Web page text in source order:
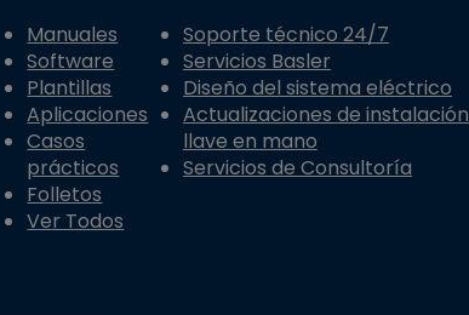
Manuales
Software
Plantillas
Aplicaciones
Casos
prácticos
Folletos
Ver Todos
Soporte técnico 24/7
Servicios Basler
Diseño del sistema eléctrico
Actualizaciones de instalación
llave en mano
Servicios de Consultoría